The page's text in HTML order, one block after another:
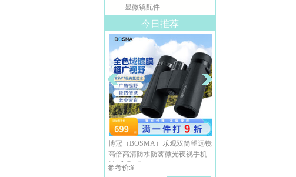
显微镜配件
今日推荐
博冠（BOSMA）乐观双筒望远镜
高倍高清防水防雾微光夜视手机
拍 乐观II代8X32
参考价:¥